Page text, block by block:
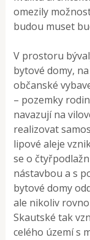
omezily
budou muset
V prostoru
bytové domy,
občanské
– pozemky
navazují na
realizovat
lipové aleje
se o
nástavbou a s
bytové domy
ale nikoliv
Skautské tak
celého území s